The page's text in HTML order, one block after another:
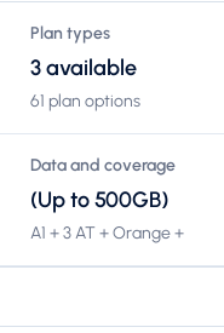
Plan types
3 available
61 plan options
Data and coverage
(Up to 500GB)
A1 + 3 AT + Orange +